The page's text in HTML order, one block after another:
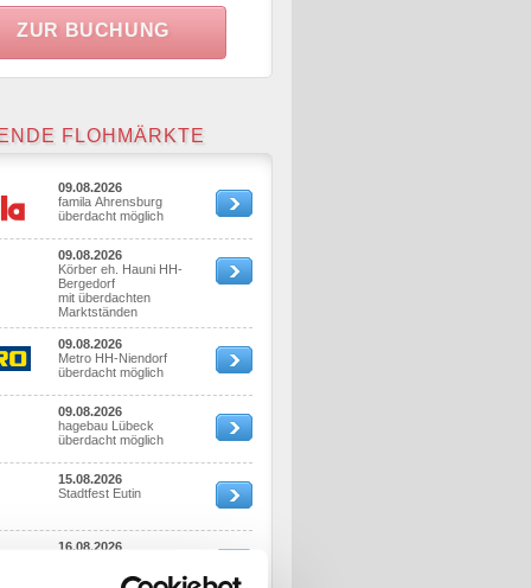
ZUR BUCHUNG
FLOHMÄRKTE
09.08.2026
famila Ahrensburg
überdacht möglich
09.08.2026
Körber eh. Hauni HH-
Bergedorf
mit überdachten
Marktständen
09.08.2026
Metro HH-Niendorf
überdacht möglich
09.08.2026
hagebau Lübeck
überdacht möglich
15.08.2026
Stadtfest Eutin
16.08.2026